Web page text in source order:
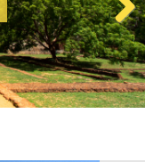
Next